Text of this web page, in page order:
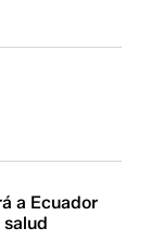
a Ecuador